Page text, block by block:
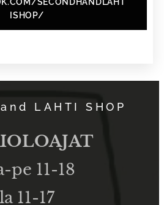
ISHOP/
LAHTI SHOP
pe 11-18
la 11-17